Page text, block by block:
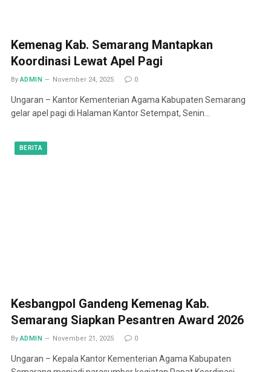
Kemenag Kab. Semarang Mantapkan
Koordinasi Lewat Apel Pagi
By ADMIN November 24, 2025 0
Ungaran – Kantor Kementerian Agama Kabupaten Semarang
gelar apel pagi di Halaman Kantor Setempat, Senin…
BERITA
Kesbangpol Gandeng Kemenag Kab.
Semarang Siapkan Pesantren Award 2026
By ADMIN November 21, 2025 0
Ungaran – Kepala Kantor Kementerian Agama Kabupaten